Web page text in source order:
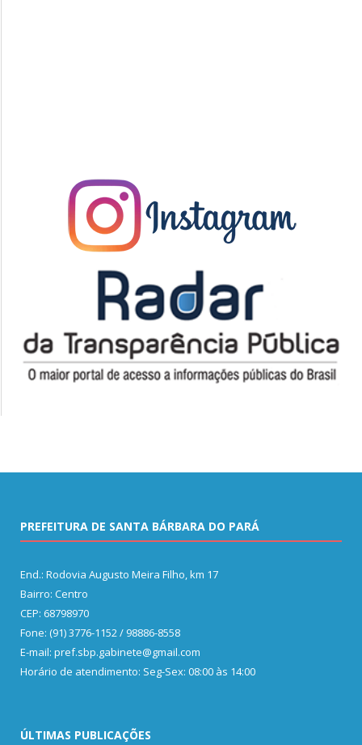
PREFEITURA DE SANTA BÁRBARA DO PARÁ
End.: Rodovia Augusto Meira Filho, km 17
Bairro: Centro
CEP: 68798970
Fone: (91) 3776-1152 / 98886-8558
E-mail: pref.sbp.gabinete@gmail.com
Horário de atendimento: Seg-Sex: 08:00 às 14:00
ÚLTIMAS PUBLICAÇÕES